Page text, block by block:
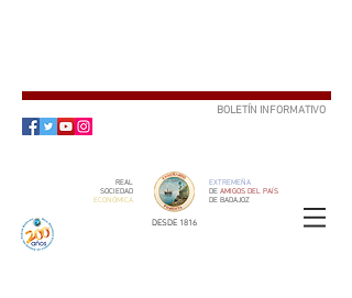
BOLETÍN INFORMATIVO
REAL
SOCIEDAD
ECONÓMICA
EXTREMEÑA
DE AMIGOS DEL PAÍS
DE BADAJOZ
DESDE 1816